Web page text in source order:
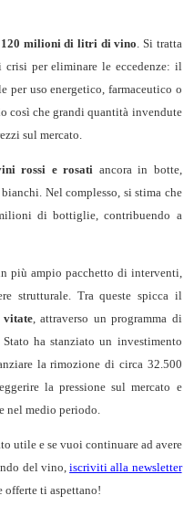
120 milioni di litri di vino . Si tratta
per eliminare le eccedenze: il
per uso energetico, farmaceutico o
così che grandi quantità invendute
sul mercato.
rossi e rosati ancora in botte,
Nel complesso, si stima che
di bottiglie, contribuendo a
più ampio pacchetto di interventi,
strutturale. Tra queste spicca il
vitate, attraverso un programma di
ha stanziato un investimento
la rimozione di circa 32.500
la pressione sul mercato e
nel medio periodo.
utile e se vuoi continuare ad avere
del vino,iscriviti alla newsletter
offerte ti aspettano!